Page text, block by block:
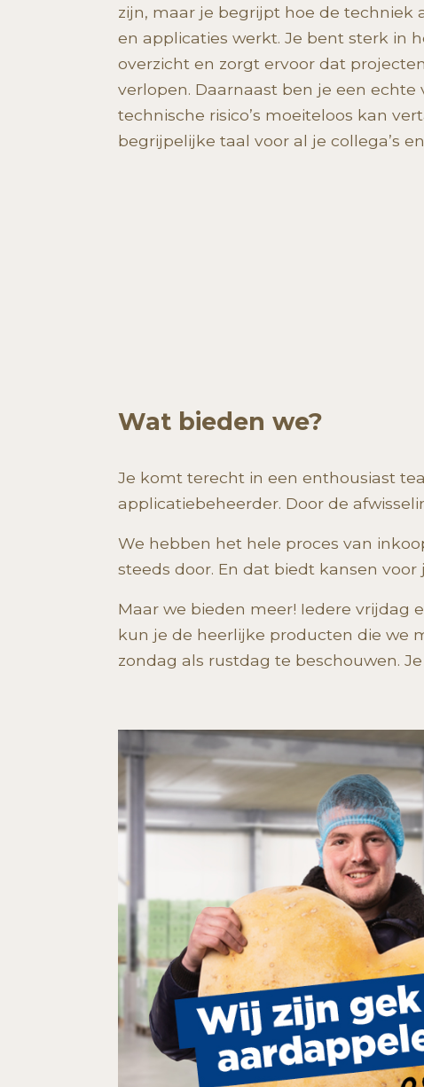
zijn, maar je begrijpt hoe de techniek
en applicaties werkt. Je bent sterk in
overzicht en zorgt ervoor dat
verlopen. Daarnaast ben je een echte
technische risico’s moeiteloos kan
begrijpelijke taal voor al je collega’s
Wat bieden we?
Je komt terecht in een enthousiast
applicatiebeheerder. Door de
We hebben het hele proces van
steeds door. En dat biedt kansen
Maar we bieden meer! Iedere vrijdag
kun je de heerlijke producten die we
zondag als rustdag te beschouwen.